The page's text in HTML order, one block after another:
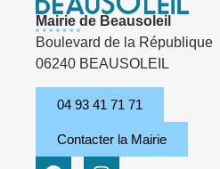
Mairie de Beausoleil
Boulevard de la République
06240 BEAUSOLEIL
04 93 41 71 71
Contacter la Mairie